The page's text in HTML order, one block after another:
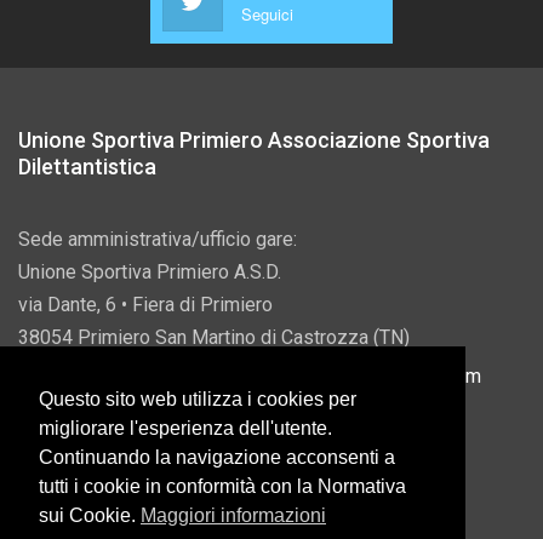
Seguici
Unione Sportiva Primiero Associazione Sportiva
Dilettantistica
Sede amministrativa/ufficio gare:
Unione Sportiva Primiero A.S.D.
via Dante, 6 • Fiera di Primiero
38054 Primiero San Martino di Castrozza (TN)
info@usprimiero.com
Vantaggi da Pubblica Amministrazione
Questo sito web utilizza i cookies per
migliorare l'esperienza dell'utente.
Continuando la navigazione acconsenti a
tutti i cookie in conformità con la Normativa
sui Cookie. Maggiori informazioni